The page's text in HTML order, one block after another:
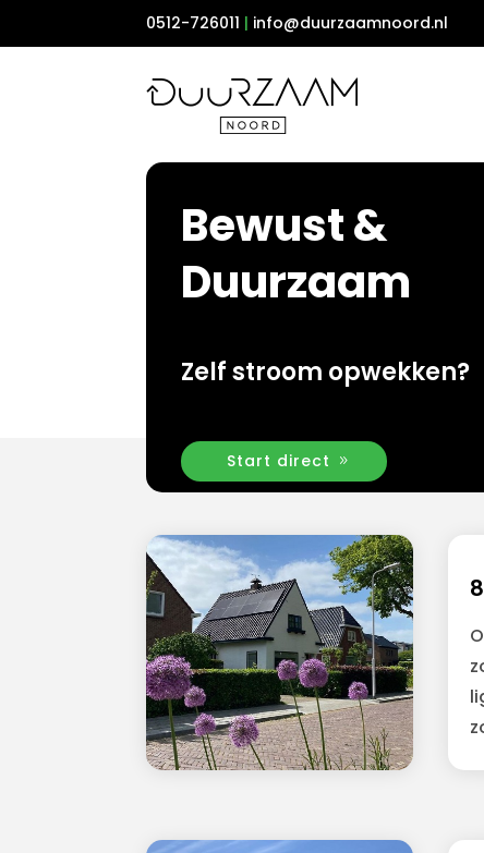
0512-726011 | info@duurzaamnoord.nl
Bewust &
Duurzaam
Zelf stroom opwekken?
Start direct